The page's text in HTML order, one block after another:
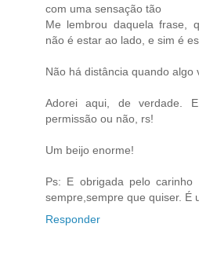
com uma sensação tão
Me lembrou daquela frase,
não é estar ao lado, e sim é
Não há distância quando algo
Adorei aqui, de verdade.
permissão ou não, rs!
Um beijo enorme!
Ps: E obrigada pelo
sempre,sempre que quiser. É
Responder